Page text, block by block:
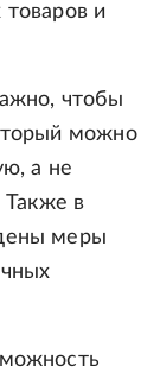
и
чтобы
можно
а не
Также в
меры